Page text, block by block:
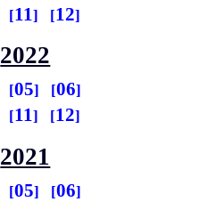
11 12
2022
05
06
11 12
2021
05
06